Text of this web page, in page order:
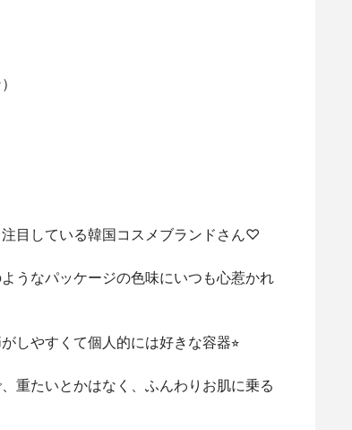
目している韓国コスメブランドさん♡
うなパッケージの色味にいつも心惹かれ
しやすくて個人的には好きな容器⭐︎
重たいとかはなく、ふんわりお肌に乗る